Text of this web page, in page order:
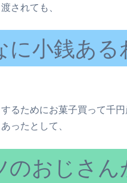
されても、
に小銭あ
るためにお菓子買って千
ったとして、
のおじさ